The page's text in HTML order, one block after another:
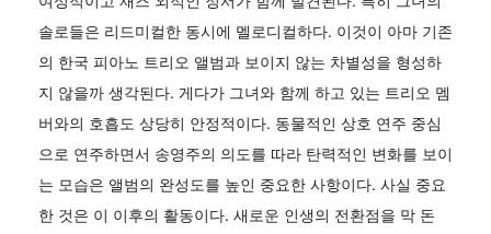
솔로들은 리드미컬한 동시에 멜로디컬하다. 이것이 아마 기존
의 한국 피아노 트리오 앨범과 보이지 않는 차별성을 형성하
지 않을까 생각된다. 게다가 그녀와 함께 하고 있는 트리오 멤
버와의 호흡도 상당히 안정적이다. 동물적인 상호 연주 중심
으로 연주하면서 송영주의 의도를 따라 탄력적인 변화를 보이
는 모습은 앨범의 완성도를 높인 중요한 사항이다. 사실 중요
한 것은 이 이후의 활동이다. 새로운 인생의 전환점을 막 돈